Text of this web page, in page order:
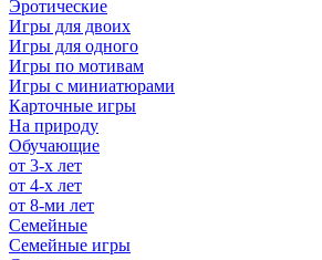
Эротические
Игры для двоих
Игры для одного
Игры по мотивам
Игры с миниатюрами
Карточные игры
На природу
Обучающие
от 3-х лет
от 4-х лет
от 8-ми лет
Семейные
Семейные игры